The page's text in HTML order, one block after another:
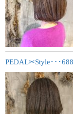
PEDAL✂︎Style･･･688